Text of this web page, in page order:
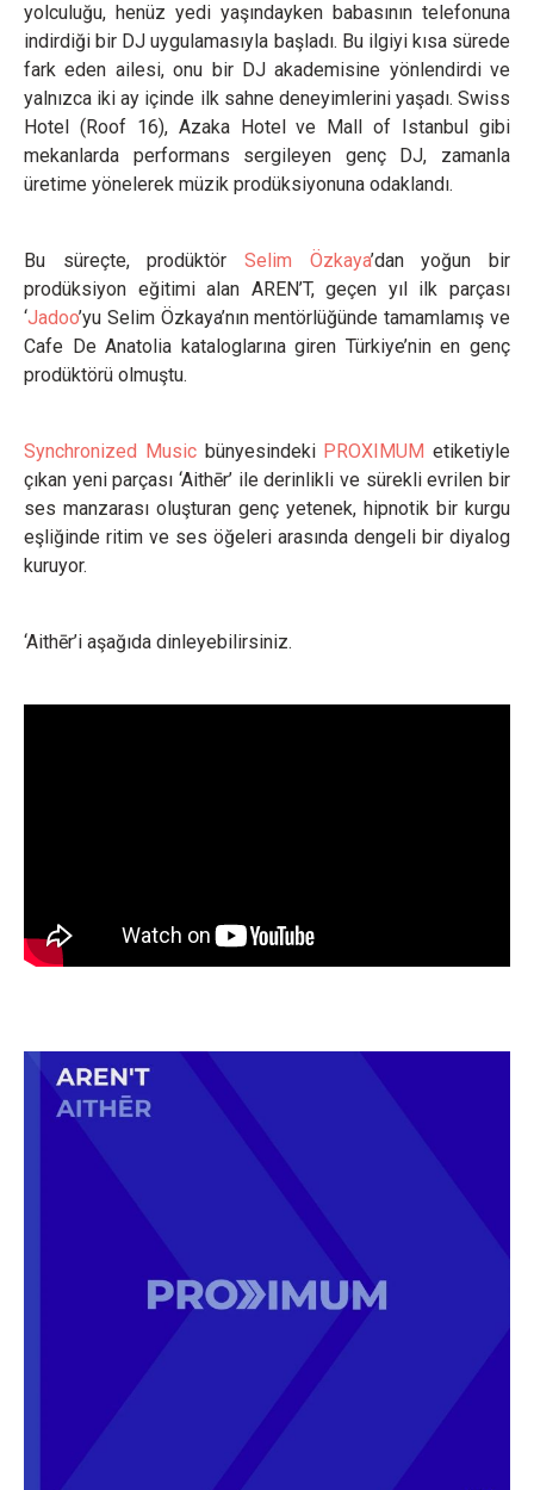
yolculuğu, henüz yedi yaşındayken babasının telefonuna
indirdiği bir DJ uygulamasıyla başladı. Bu ilgiyi kısa sürede
fark eden ailesi, onu bir DJ akademisine yönlendirdi ve
yalnızca iki ay içinde ilk sahne deneyimlerini yaşadı. Swiss
Hotel (Roof 16), Azaka Hotel ve Mall of Istanbul gibi
mekanlarda performans sergileyen genç DJ, zamanla
üretime yönelerek müzik prodüksiyonuna odaklandı.
Bu süreçte, prodüktör Selim Özkaya’dan yoğun bir
prodüksiyon eğitimi alan AREN’T, geçen yıl ilk parçası
‘Jadoo’yu Selim Özkaya’nın mentörlüğünde tamamlamış ve
Cafe De Anatolia kataloglarına giren Türkiye’nin en genç
prodüktörü olmuştu.
Synchronized Musicbünyesindeki PROXIMUM etiketiyle
çıkan yeni parçası ‘Aithēr’ ile derinlikli ve sürekli evrilen bir
ses manzarası oluşturan genç yetenek, hipnotik bir kurgu
eşliğinde ritim ve ses öğeleri arasında dengeli bir diyalog
kuruyor.
‘Aithēr’i aşağıda dinleyebilirsiniz.